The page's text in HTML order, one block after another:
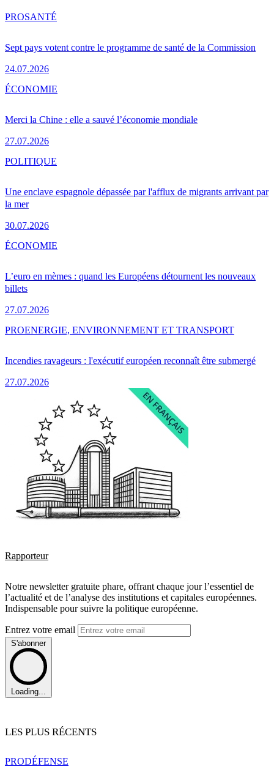
Sept pays votent contre le programme de santé de la Commission
24.07.2026
PROSANTÉ
Merci la Chine : elle a sauvé l’économie mondiale
27.07.2026
ÉCONOMIE
Une enclave espagnole dépassée par l'afflux de migrants arrivant par
la mer
30.07.2026
POLITIQUE
L’euro en mèmes : quand les Européens détournent les nouveaux
billets
27.07.2026
ÉCONOMIE
Incendies ravageurs : l'exécutif européen reconnaît être submergé
27.07.2026
PROENERGIE, ENVIRONNEMENT ET TRANSPORT
Rapporteur
Notre newsletter gratuite phare, offrant chaque jour l’essentiel de
l’actualité et de l’analyse des institutions et capitales européennes.
Indispensable pour suivre la politique européenne.
Entrez votre email
S'abonner
Loading...
LES PLUS RÉCENTS
PRODÉFENSE